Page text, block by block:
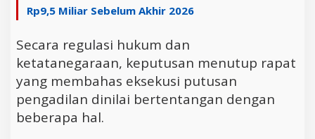
Rp9,5 Miliar Sebelum Akhir 2026
Secara regulasi hukum dan
ketatanegaraan, keputusan menutup rapat
yang membahas eksekusi putusan
pengadilan dinilai bertentangan dengan
beberapa hal.